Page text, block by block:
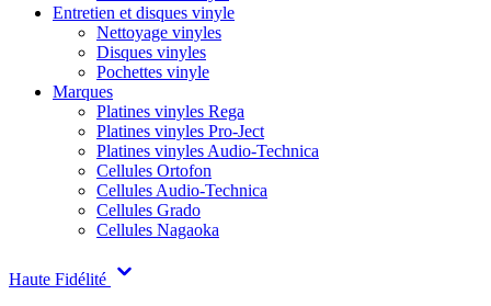
Entretien et disques vinyle
Nettoyage vinyles
Disques vinyles
Pochettes vinyle
Marques
Platines vinyles Rega
Platines vinyles Pro-Ject
Platines vinyles Audio-Technica
Cellules Ortofon
Cellules Audio-Technica
Cellules Grado
Cellules Nagaoka
Haute Fidélité